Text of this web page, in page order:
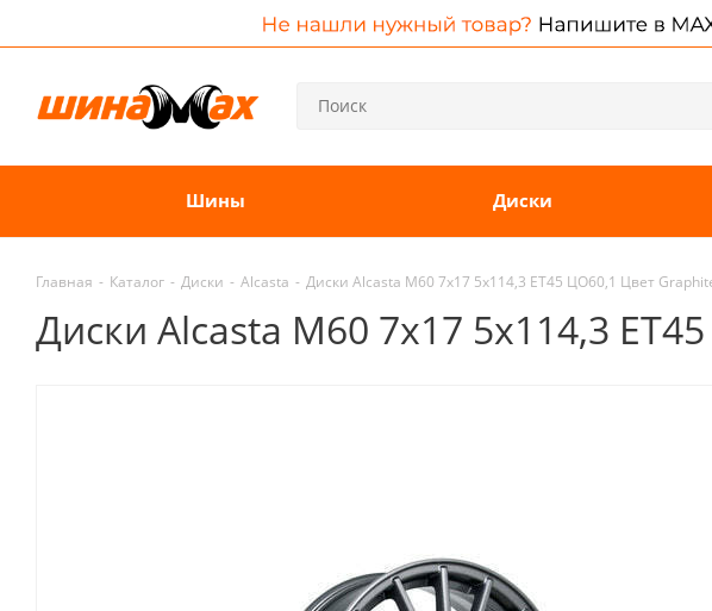
Шины Диски
Главная - Каталог - Диски - Alcasta - Диски Alcasta M60 7x17 5x114,3 ET45 ЦО60,1 Цвет
Диски Alcasta M60 7x17 5x114,3